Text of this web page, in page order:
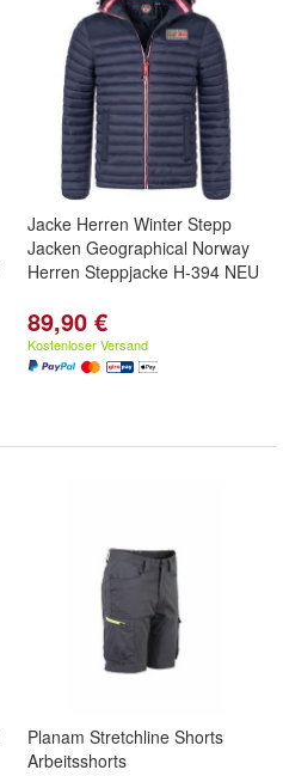
Jacke Herren Winter Stepp
Jacken Geographical Norway
Herren Steppjacke H-394 NEU
89,90 €
Kostenloser Versand
Planam Stretchline Shorts
Arbeitsshorts